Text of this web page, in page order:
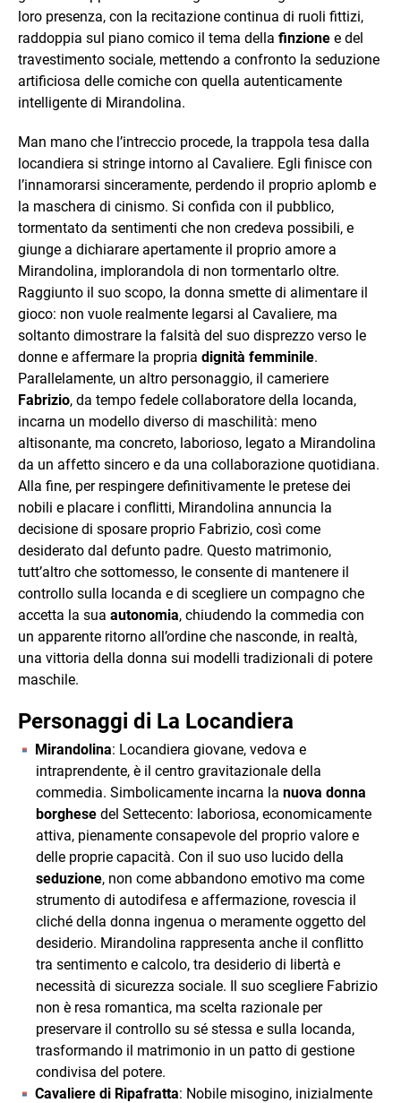
loro presenza, con la recitazione continua di ruoli fittizi,
raddoppia sul piano comico il tema della finzione e del
travestimento sociale, mettendo a confronto la seduzione
artificiosa delle comiche con quella autenticamente
intelligente di Mirandolina.
Man mano che l’intreccio procede, la trappola tesa dalla
locandiera si stringe intorno al Cavaliere. Egli finisce con
l’innamorarsi sinceramente, perdendo il proprio aplomb e
la maschera di cinismo. Si confida con il pubblico,
tormentato da sentimenti che non credeva possibili, e
giunge a dichiarare apertamente il proprio amore a
Mirandolina, implorandola di non tormentarlo oltre.
Raggiunto il suo scopo, la donna smette di alimentare il
gioco: non vuole realmente legarsi al Cavaliere, ma
soltanto dimostrare la falsità del suo disprezzo verso le
donne e affermare la propria dignità femminile.
Parallelamente, un altro personaggio, il cameriere
Fabrizio, da tempo fedele collaboratore della locanda,
incarna un modello diverso di maschilità: meno
altisonante, ma concreto, laborioso, legato a Mirandolina
da un affetto sincero e da una collaborazione quotidiana.
Alla fine, per respingere definitivamente le pretese dei
nobili e placare i conflitti, Mirandolina annuncia la
decisione di sposare proprio Fabrizio, così come
desiderato dal defunto padre. Questo matrimonio,
tutt’altro che sottomesso, le consente di mantenere il
controllo sulla locanda e di scegliere un compagno che
accetta la sua autonomia, chiudendo la commedia con
un apparente ritorno all’ordine che nasconde, in realtà,
una vittoria della donna sui modelli tradizionali di potere
maschile.
Personaggi di La Locandiera
Mirandolina: Locandiera giovane, vedova e
intraprendente, è il centro gravitazionale della
commedia. Simbolicamente incarna la nuova donna
borghese del Settecento: laboriosa, economicamente
attiva, pienamente consapevole del proprio valore e
delle proprie capacità. Con il suo uso lucido della
seduzione, non come abbandono emotivo ma come
strumento di autodifesa e affermazione, rovescia il
cliché della donna ingenua o meramente oggetto del
desiderio. Mirandolina rappresenta anche il conflitto
tra sentimento e calcolo, tra desiderio di libertà e
necessità di sicurezza sociale. Il suo scegliere Fabrizio
non è resa romantica, ma scelta razionale per
preservare il controllo su sé stessa e sulla locanda,
trasformando il matrimonio in un patto di gestione
condivisa del potere.
Cavaliere di Ripafratta: Nobile misogino, inizialmente